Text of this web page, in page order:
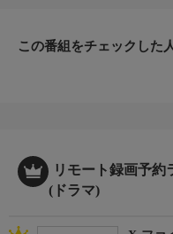
この番組をチェックした
リモート録画予約
(ドラマ)